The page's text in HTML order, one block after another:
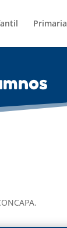
Primaria